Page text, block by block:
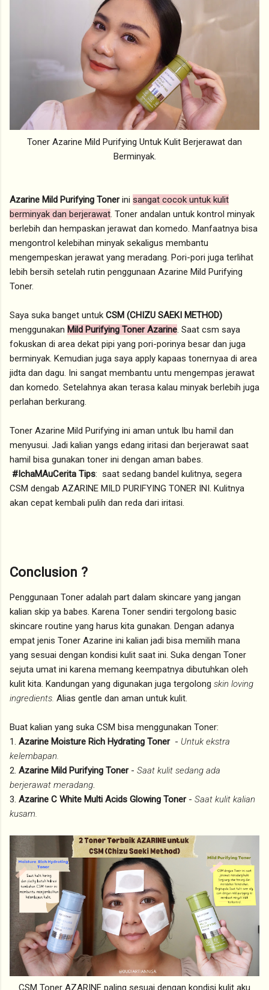
Toner Azarine Mild Purifying Untuk Kulit Berjerawat dan
Berminyak.
Azarine Mild Purifying Tonerini sangat cocok untuk kulit
berminyak dan berjerawat. Toner andalan untuk kontrol minyak
berlebih dan hempaskan jerawat dan komedo. Manfaatnya bisa
mengontrol kelebihan minyak sekaligus membantu
mengempeskan jerawat yang meradang. Pori-pori juga terlihat
lebih bersih setelah rutin penggunaan Azarine Mild Purifying
Toner.
Saya suka banget untuk CSM (CHIZU SAEKI METHOD)
menggunakan Mild Purifying Toner Azarine. Saat csm saya
fokuskan di area dekat pipi yang pori-porinya besar dan juga
berminyak. Kemudian juga saya apply kapaas tonernyaa di area
jidta dan dagu. Ini sangat membantu untu mengempas jerawat
dan komedo. Setelahnya akan terasa kalau minyak berlebih juga
perlahan berkurang.
Toner Azarine Mild Purifying ini aman untuk Ibu hamil dan
menyusui. Jadi kalian yangs edang iritasi dan berjerawat saat
hamil bisa gunakan toner ini dengan aman babes.
#IchaMAuCerita Tips: saat sedang bandel kulitnya, segera
CSM dengab AZARINE MILD PURIFYING TONER INI. Kulitnya
akan cepat kembali pulih dan reda dari iritasi.
Conclusion ?
Penggunaan Toner adalah part dalam skincare yang jangan
kalian skip ya babes. Karena Toner sendiri tergolong basic
skincare routine yang harus kita gunakan. Dengan adanya
empat jenis Toner Azarine ini kalian jadi bisa memilih mana
yang sesuai dengan kondisi kulit saat ini. Suka dengan Toner
sejuta umat ini karena memang keempatnya dibutuhkan oleh
kulit kita. Kandungan yang digunakan juga tergolong skin loving
ingredients. Alias gentle dan aman untuk kulit.
Buat kalian yang suka CSM bisa menggunakan Toner:
1. Azarine Moisture Rich Hydrating Toner- Untuk ekstra
kelembapan.
2. Azarine Mild Purifying Toner- Saat kulit sedang ada
berjerawat meradang.
3. Azarine C White Multi Acids Glowing Toner- Saat kulit kalian
kusam.
CSM Toner AZARINE paling sesuai dengan kondisi kulit aku